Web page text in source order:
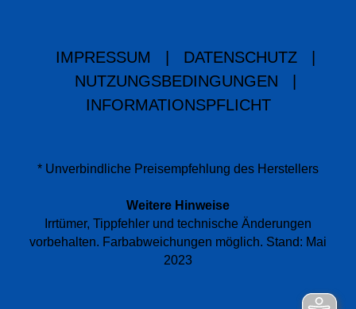
IMPRESSUM DATENSCHUTZ
NUTZUNGSBEDINGUNGEN
INFORMATIONSPFLICHT
* Unverbindliche Preisempfehlung des Herstellers
Weitere Hinweise
Irrtümer, Tippfehler und technische Änderungen
vorbehalten. Farbabweichungen möglich. Stand: Mai
2023